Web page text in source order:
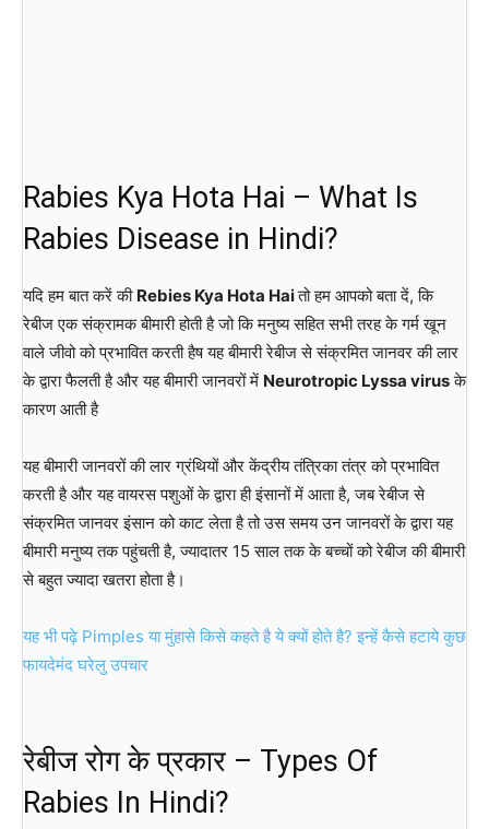
Rabies Kya Hota Hai – What Is
Rabies Disease in Hindi?
यदि हम बात करें की Rebies Kya Hota Haiतो हम आपको बता दें, कि
रेबीज एक संक्रामक बीमारी होती है जो कि मनुष्य सहित सभी तरह के गर्म खून
वाले जीवो को प्रभावित करती हैष यह बीमारी रेबीज से संक्रमित जानवर की लार
के द्वारा फैलती है और यह बीमारी जानवरों में Neurotropic Lyssa virusके
कारण आती है
यह बीमारी जानवरों की लार ग्रंथियों और केंद्रीय तंत्रिका तंत्र को प्रभावित
करती है और यह वायरस पशुओं के द्वारा ही इंसानों में आता है, जब रेबीज से
संक्रमित जानवर इंसान को काट लेता है तो उस समय उन जानवरों के द्वारा यह
बीमारी मनुष्य तक पहुंचती है, ज्यादातर 15 साल तक के बच्चों को रेबीज की बीमारी
से बहुत ज्यादा खतरा होता है।
यह भी पढ़े Pimples या मुंहासे किसे कहते है ये क्यों होते है? इन्हें कैसे हटाये कुछ
फायदेमंद घरेलु उपचार
रेबीज रोग के प्रकार – Types Of
Rabies In Hindi?